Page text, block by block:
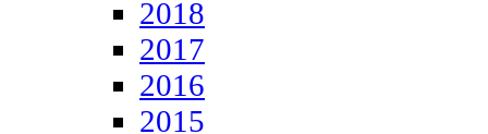
2018
2017
2016
2015